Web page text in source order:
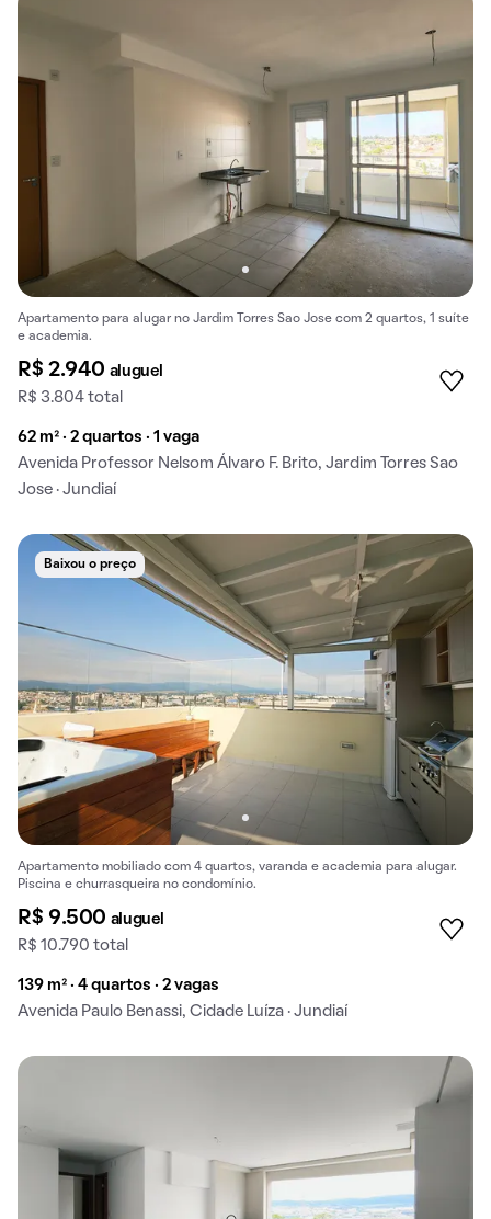
Apartamento para alugar no Jardim Torres Sao Jose com 2 quartos, 1 suíte
e academia.
R$ 2.940 aluguel
R$ 3.804 total
62 m² · 2 quartos · 1 vaga
Avenida Professor Nelsom Álvaro F. Brito, Jardim Torres Sao
Jose · Jundiaí
Baixou o preço
Apartamento mobiliado com 4 quartos, varanda e academia para alugar.
Piscina e churrasqueira no condomínio.
R$ 9.500 aluguel
R$ 10.790 total
139 m² · 4 quartos · 2 vagas
Avenida Paulo Benassi, Cidade Luíza · Jundiaí